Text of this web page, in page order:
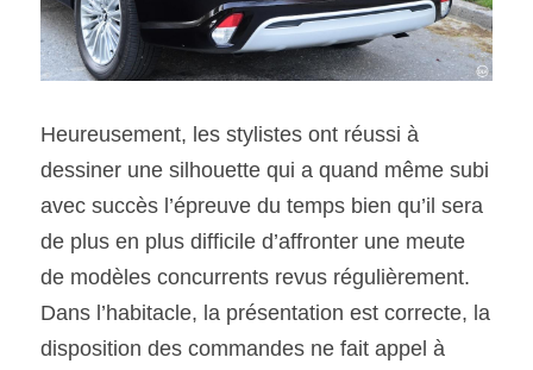
Heureusement, les stylistes ont réussi à
dessiner une silhouette qui a quand même subi
avec succès l’épreuve du temps bien qu’il sera
de plus en plus difficile d’affronter une meute
de modèles concurrents revus régulièrement.
Dans l’habitacle, la présentation est correcte, la
disposition des commandes ne fait appel à